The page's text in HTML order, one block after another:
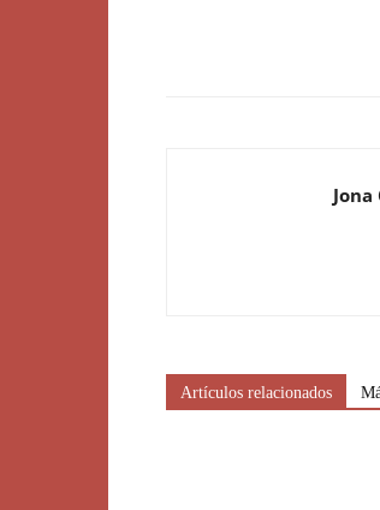
Jona
Artículos relacionados